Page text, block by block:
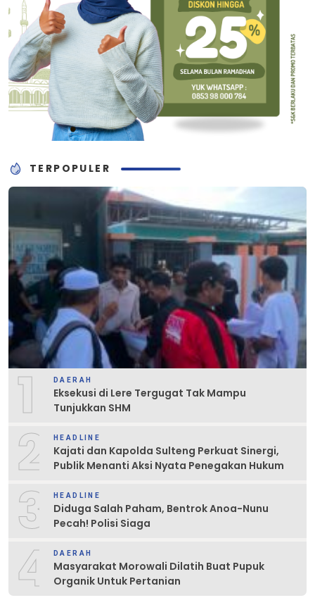
TERPOPULER
1 DAERAH
Eksekusi di Lere Tergugat Tak Mampu
Tunjukkan SHM
2 HEADLINE
Kajati dan Kapolda Sulteng Perkuat Sinergi,
Publik Menanti Aksi Nyata Penegakan Hukum
3 HEADLINE
Diduga Salah Paham, Bentrok Anoa-Nunu
Pecah! Polisi Siaga
4 DAERAH
Masyarakat Morowali Dilatih Buat Pupuk
Organik Untuk Pertanian